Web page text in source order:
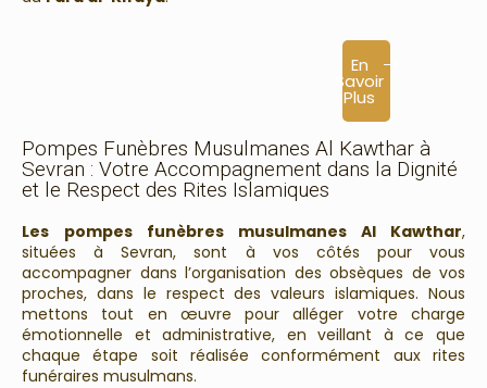
En
Savoir
Plus
Pompes Funèbres Musulmanes Al Kawthar à
Sevran : Votre Accompagnement dans la Dignité
et le Respect des Rites Islamiques
Les pompes funèbres musulmanes Al Kawthar,
situées à Sevran, sont à vos côtés pour vous
accompagner dans l’organisation des obsèques de vos
proches, dans le respect des valeurs islamiques. Nous
mettons tout en œuvre pour alléger votre charge
émotionnelle et administrative, en veillant à ce que
chaque étape soit réalisée conformément aux rites
funéraires musulmans.